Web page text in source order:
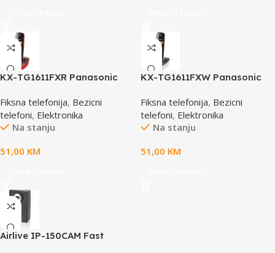
KX-TG1611FXR Panasonic
CID
Fiksna telefonija, Bezicni
telefoni, Elektronika
Na stanju
51,00 KM
KX-TG1611FXW Panasonic
Fiksna telefonija, Bezicni
telefoni, Elektronika
Na stanju
51,00 KM
Airlive IP-150CAM Fast